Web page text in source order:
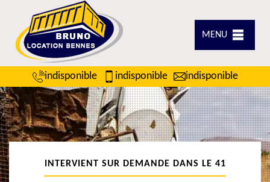
MENU
indisponible indisponible indisponible
INTERVIENT SUR DEMANDE DANS LE 41